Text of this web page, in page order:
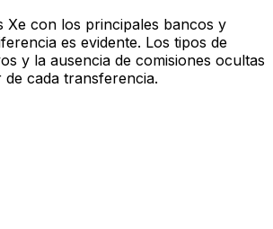
Xe con los principales bancos y
es evidente. Los tipos de
y la ausencia de comisiones ocultas
cada transferencia.